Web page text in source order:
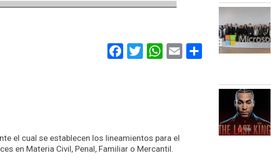
Facebook
Twitter
WhatsApp
EmailCompartir
el cual se establecen los lineamientos para el
en Materia Civil, Penal, Familiar o Mercantil.